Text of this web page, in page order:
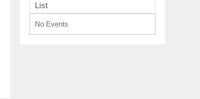
List
No Events